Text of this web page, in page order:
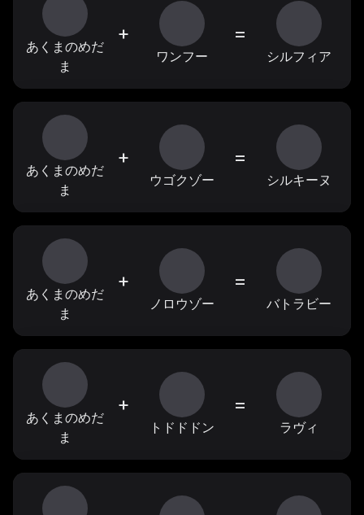
あくまのめだ
ま
+
ワンフー
=
シルフィア
あくまのめだ
ま
+
ウゴクゾー
=
シルキーヌ
あくまのめだ
ま
+
ノロウゾー
=
バトラビー
あくまのめだ
ま
+
トドドドン
=
ラヴィ